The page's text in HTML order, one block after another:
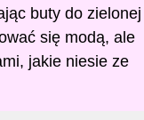
buty do zielonej
się modą, ale
jakie niesie ze